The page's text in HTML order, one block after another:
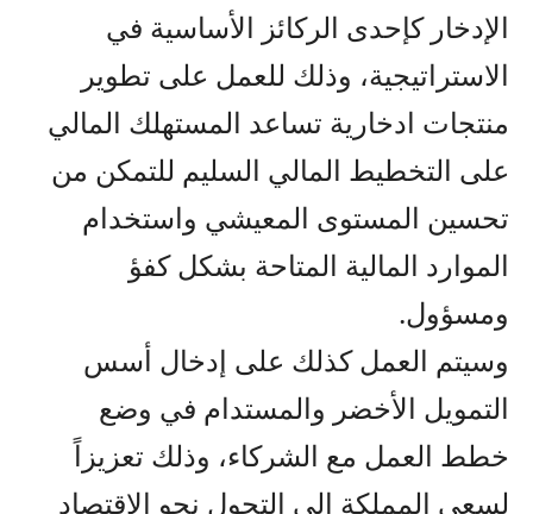
الإدخار كإحدى الركائز الأساسية في
الاستراتيجية، وذلك للعمل على تطوير
منتجات ادخارية تساعد المستهلك المالي
على التخطيط المالي السليم للتمكن من
تحسين المستوى المعيشي واستخدام
الموارد المالية المتاحة بشكل كفؤ
ومسؤول.
وسيتم العمل كذلك على إدخال أسس
التمويل الأخضر والمستدام في وضع
خطط العمل مع الشركاء، وذلك تعزيزاً
لسعي المملكة الى التحول نحو الاقتصاد